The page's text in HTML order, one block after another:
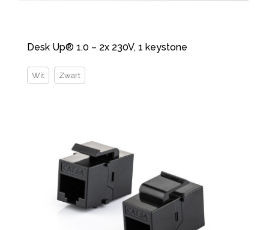
Desk Up® 1.0 – 2x 230V, 1 keystone
Wit Zwart